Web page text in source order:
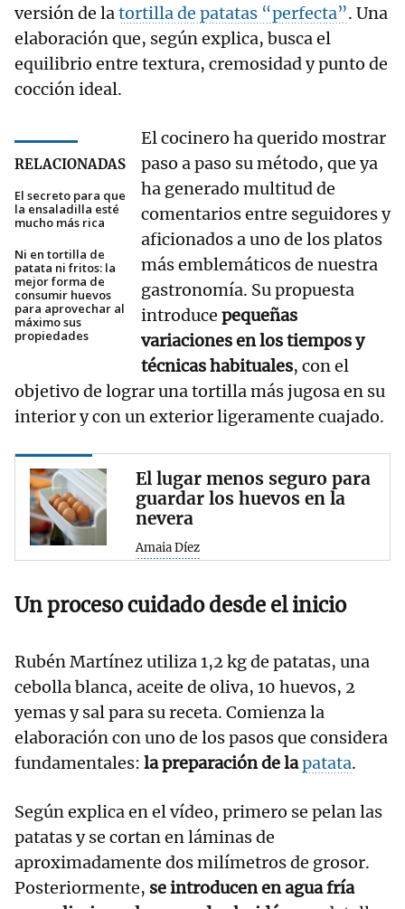
versión de latortilla de patatas “perfecta”. Una
elaboración que, según explica, busca el
equilibrio entre textura, cremosidad y punto de
cocción ideal.
RELACIONADAS
El secreto para que
la ensaladilla esté
mucho más rica
Ni en tortilla de
patata ni fritos: la
mejor forma de
consumir huevos
para aprovechar al
máximo sus
propiedades
El cocinero ha querido mostrar
paso a paso su método, que ya
ha generado multitud de
comentarios entre seguidores y
aficionados a uno de los platos
más emblemáticos de nuestra
gastronomía. Su propuesta
introduce pequeñas
variaciones en los tiempos y
técnicas habituales, con el
objetivo de lograr una tortilla más jugosa en su
interior y con un exterior ligeramente cuajado.
El lugar menos seguro para
guardar los huevos en la
nevera
Amaia Díez
Un proceso cuidado desde el inicio
Rubén Martínez utiliza 1,2 kg de patatas, una
cebolla blanca, aceite de oliva, 10 huevos, 2
yemas y sal para su receta. Comienza la
elaboración con uno de los pasos que considera
fundamentales: la preparación de lapatata.
Según explica en el vídeo, primero se pelan las
patatas y se cortan en láminas de
aproximadamente dos milímetros de grosor.
Posteriormente, se introducen en agua fría